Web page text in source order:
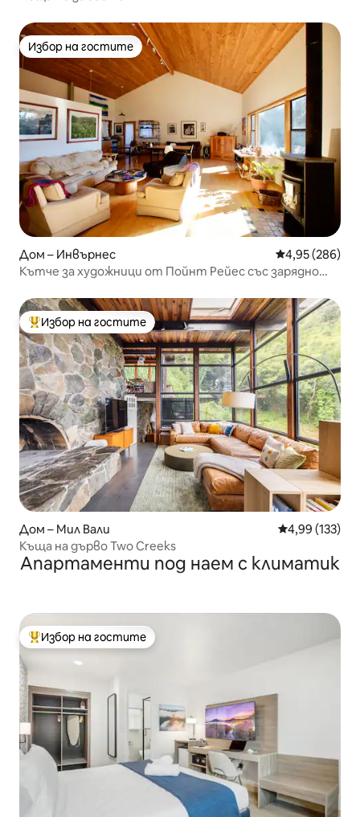
Избор на гостите
Избор на гостите
Дом – Инвърнес Средна
4,95 (286)
Кътче за художници от Пойнт Рейес със зарядно
Най-популярен избор на гостите
Избор на гостите
Дом – Мил Вали Средна
4,99 (133)
Къща на дърво Two Creeks
Апартаменти под наем с климатик
Най-популярен избор на гостите
Избор на гостите